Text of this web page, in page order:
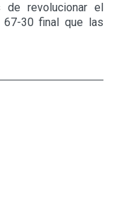
de revolucionar el
67-30 final que las